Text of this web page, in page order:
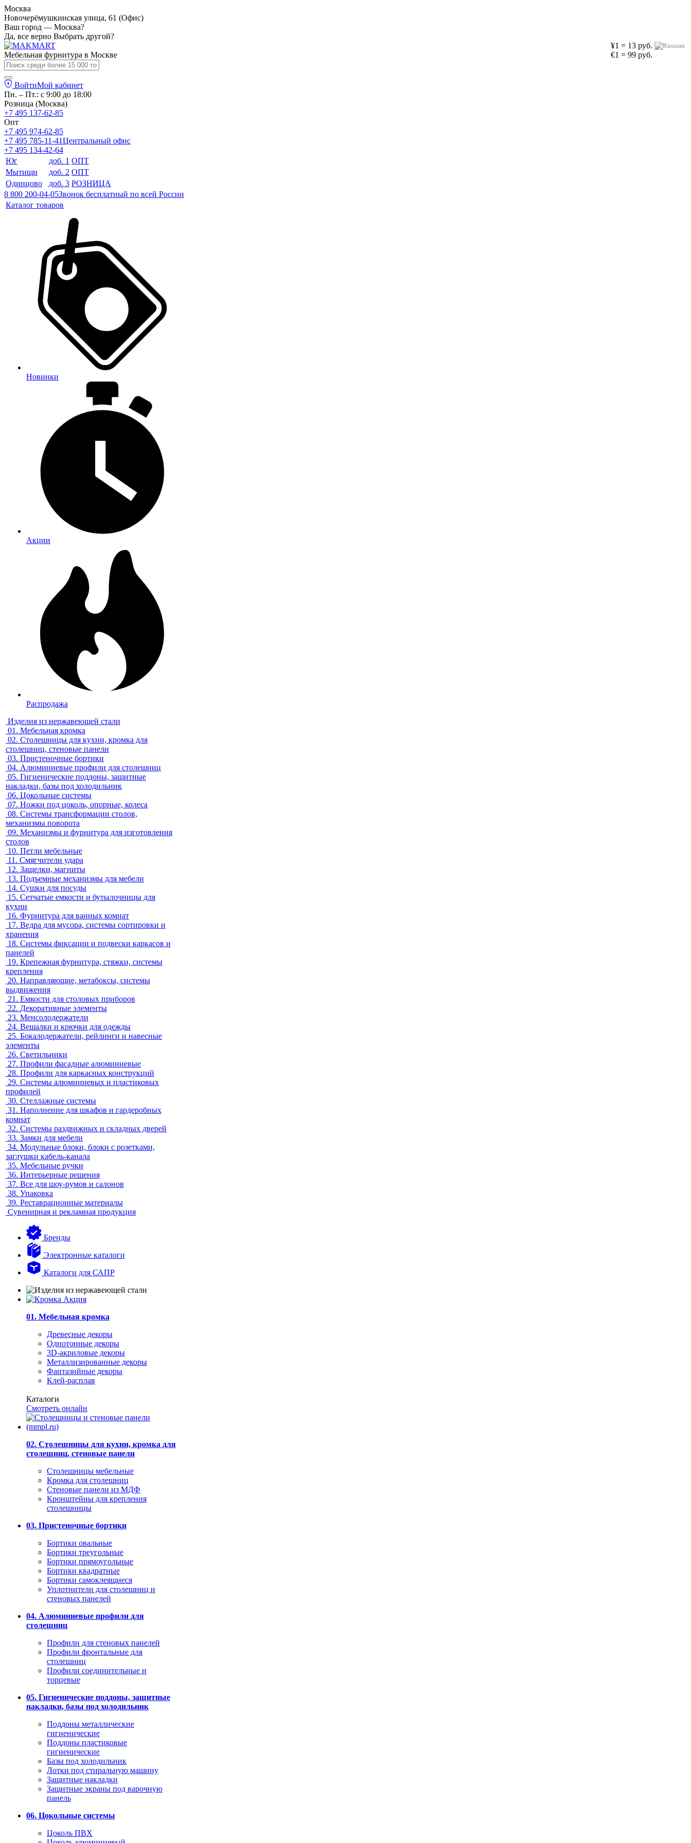
Москва
Новочерёмушкинская улица, 61 (Офис)
Ваш город — Москва?
Да, все верно Выбрать другой?
¥1 = 13 руб.
€1 = 99 руб.
Мебельная фурнитура в Москве
ВойтиМой кабинет
Пн. – Пт.: с 9:00 до 18:00
Розница (Москва)
+7 495 137-62-85
Опт
+7 495 974-62-85
+7 495 785-11-41Центральный офис
+7 495 134-42-64
Юг
доб. 1 ОПТ
Мытищи
доб. 2 ОПТ
Одинцово
доб. 3 РОЗНИЦА
8 800 200-04-05Звонок бесплатный по всей России
Каталог товаров
Новинки
Акции
Распродажа
Изделия из нержавеющей стали
01. Мебельная кромка
02. Столешницы для кухни, кромка для
столешниц, стеновые панели
03. Пристеночные бортики
04. Алюминиевые профили для столешниц
05. Гигиенические поддоны, защитные
накладки, базы под холодильник
06. Цокольные системы
07. Ножки под цоколь, опорные, колеса
08. Системы трансформации столов,
механизмы поворота
09. Механизмы и фурнитура для изготовления
столов
10. Петли мебельные
11. Смягчители удара
12. Защелки, магниты
13. Подъемные механизмы для мебели
14. Сушки для посуды
15. Сетчатые емкости и бутылочницы для
кухни
16. Фурнитура для ванных комнат
17. Ведра для мусора, системы сортировки и
хранения
18. Системы фиксации и подвески каркасов и
панелей
19. Крепежная фурнитура, стяжки, системы
крепления
20. Направляющие, метабоксы, системы
выдвижения
21. Емкости для столовых приборов
22. Декоративные элементы
23. Менсолодержатели
24. Вешалки и крючки для одежды
25. Бокалодержатели, рейлинги и навесные
элементы
26. Светильники
27. Профили фасадные алюминиевые
28. Профили для каркасных конструкций
29. Системы алюминиевых и пластиковых
профилей
30. Стеллажные системы
31. Наполнение для шкафов и гардеробных
комнат
32. Системы раздвижных и складных дверей
33. Замки для мебели
34. Модульные блоки, блоки с розетками,
заглушки кабель-канала
35. Мебельные ручки
36. Интерьерные решения
37. Все для шоу-румов и салонов
38. Упаковка
39. Реставрационные материалы
Сувенирная и рекламная продукция
Бренды
Электронные каталоги
Каталоги для САПР
01. Мебельная кромка
Древесные декоры
Однотонные декоры
3D-акриловые декоры
Металлизированные декоры
Фантазийные декоры
Клей-расплав
Каталоги
Смотреть онлайн
02. Столешницы для кухни, кромка для
столешниц, стеновые панели
Столешницы мебельные
Кромка для столешниц
Стеновые панели из МДФ
Кронштейны для крепления
столешницы
03. Пристеночные бортики
Бортики овальные
Бортики треугольные
Бортики прямоугольные
Бортики квадратные
Бортики самоклеящиеся
Уплотнители для столешниц и
стеновых панелей
04. Алюминиевые профили для
столешниц
Профили для стеновых панелей
Профили фронтальные для
столешниц
Профили соединительные и
торцевые
05. Гигиенические поддоны, защитные
накладки, базы под холодильник
Поддоны металлические
гигиенические
Поддоны пластиковые
гигиенические
Базы под холодильник
Лотки под стиральную машину
Защитные накладки
Защитные экраны под варочную
панель
06. Цокольные системы
Цоколь ПВХ